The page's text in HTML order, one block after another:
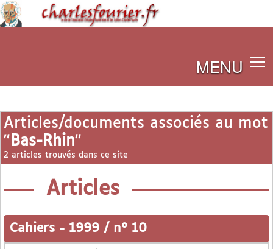
MENU
Articles/documents associés au mot
" Bas-Rhin"
2 articles trouvés dans ce site
Articles
Cahiers - 1999 / n° 10